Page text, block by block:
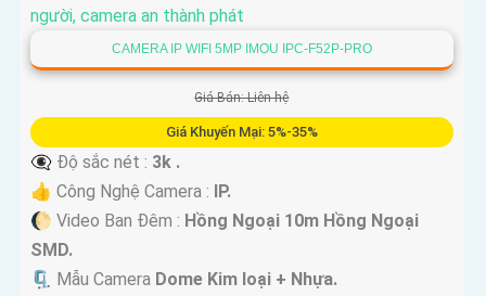
CAMERA IP WIFI 5MP IMOU IPC-F52P-PRO
Giá Bán: Liên hệ
Giá Khuyến Mại: 5%-35%
👁️‍🗨 Độ sắc nét : 3k .
👍 Công Nghệ Camera : IP.
🌔 Video Ban Đêm : Hồng Ngoại 10m Hồng Ngoại
SMD.
🗜️ Mẫu Camera Dome Kim loại + Nhựa.